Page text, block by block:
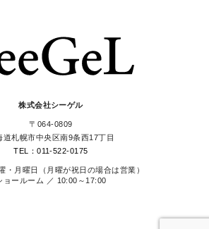
株式会社シーゲル
〒064-0809
道札幌市中央区南9条西17丁目
TEL：011-522-0175
・月曜日（月曜が祝日の場合は営業）
ョールーム ／ 10:00～17:00